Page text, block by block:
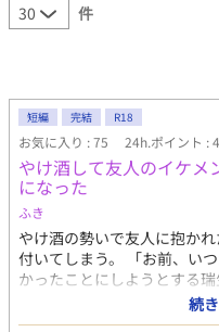
件
短編 完結 R18
お気に入り : 75 24h.ポイント :
やけ酒して友人のイケメ
になった
ふき
やけ酒の勢いで友人に抱か
付いてしまう。 「お前、い
かったことにしようとする
名。 二人の関係が、少しず
(ハルナ)
続